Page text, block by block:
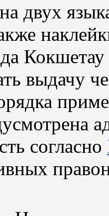
двух
выдачу
согласно